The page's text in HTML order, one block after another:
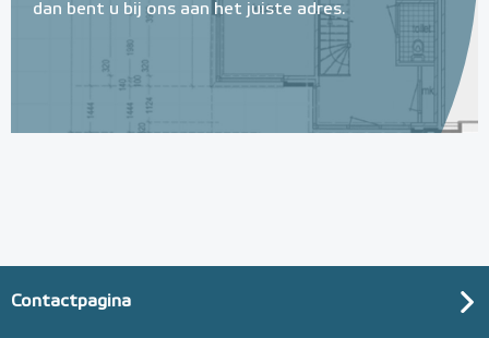
dan bent u bij ons aan het juiste adres.
Contactpagina